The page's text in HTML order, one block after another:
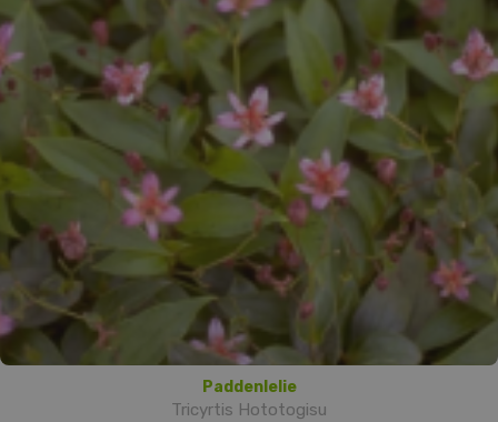
Paddenlelie
Tricyrtis Hototogisu